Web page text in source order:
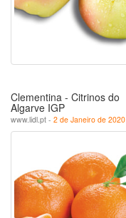
Clementina - Citrinos do
Algarve IGP
www.lidl.pt - 2 de Janeiro de 2020